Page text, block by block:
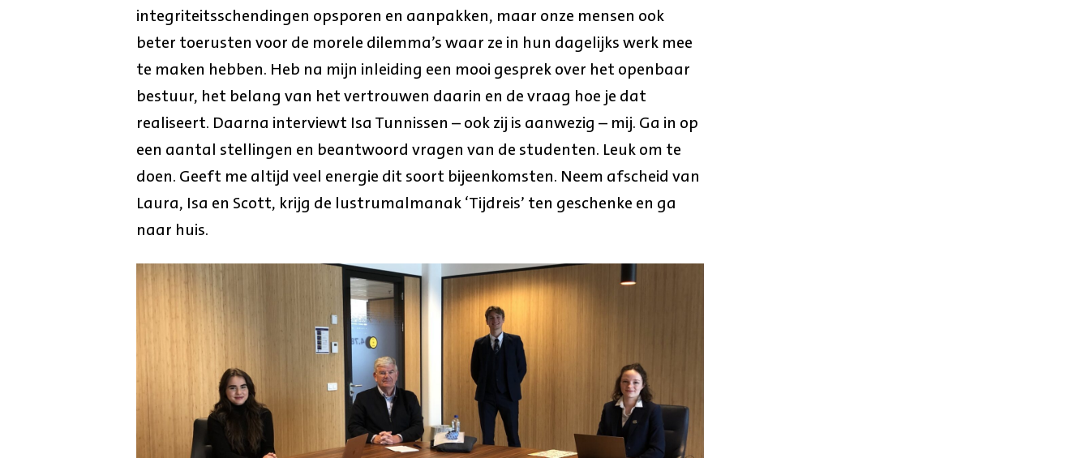
integriteitsschendingen opsporen en aanpakken, maar onze mensen ook
beter toerusten voor de morele dilemma’s waar ze in hun dagelijks werk mee
te maken hebben. Heb na mijn inleiding een mooi gesprek over het openbaar
bestuur, het belang van het vertrouwen daarin en de vraag hoe je dat
realiseert. Daarna interviewt Isa Tunnissen – ook zij is aanwezig – mij. Ga in op
een aantal stellingen en beantwoord vragen van de studenten. Leuk om te
doen. Geeft me altijd veel energie dit soort bijeenkomsten. Neem afscheid van
Laura, Isa en Scott, krijg de lustrumalmanak ‘Tijdreis’ ten geschenke en ga
naar huis.